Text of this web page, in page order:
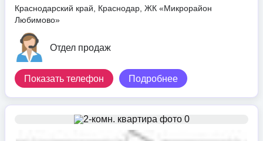
Краснодарский край, Краснодар, ЖК «Микрорайон
Любимово»
Отдел продаж
Показать телефон Подробнее